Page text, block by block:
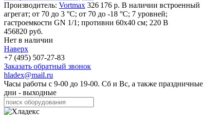
Производитель: Vortmax 326 176 р. В наличии встроенный
агрегат; от 70 до 3 °С; от 70 до -18 °С; 7 уровней;
гастроемкости GN 1/1; противни 60х40 см; 220 В
456820 руб.
Нет в наличии
Наверх
+7 (495) 507-27-83
Заказать обратный звонок
hladex@mail.ru
Часы работы с 9-00 до 19-00. Сб и Вс, а также праздничные
дни - выходные